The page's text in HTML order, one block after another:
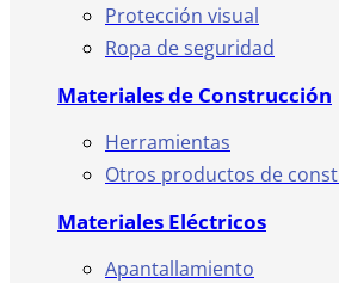
Protección visual
Ropa de seguridad
Materiales de Construcción
Herramientas
Otros productos de
Materiales Eléctricos
Apantallamiento